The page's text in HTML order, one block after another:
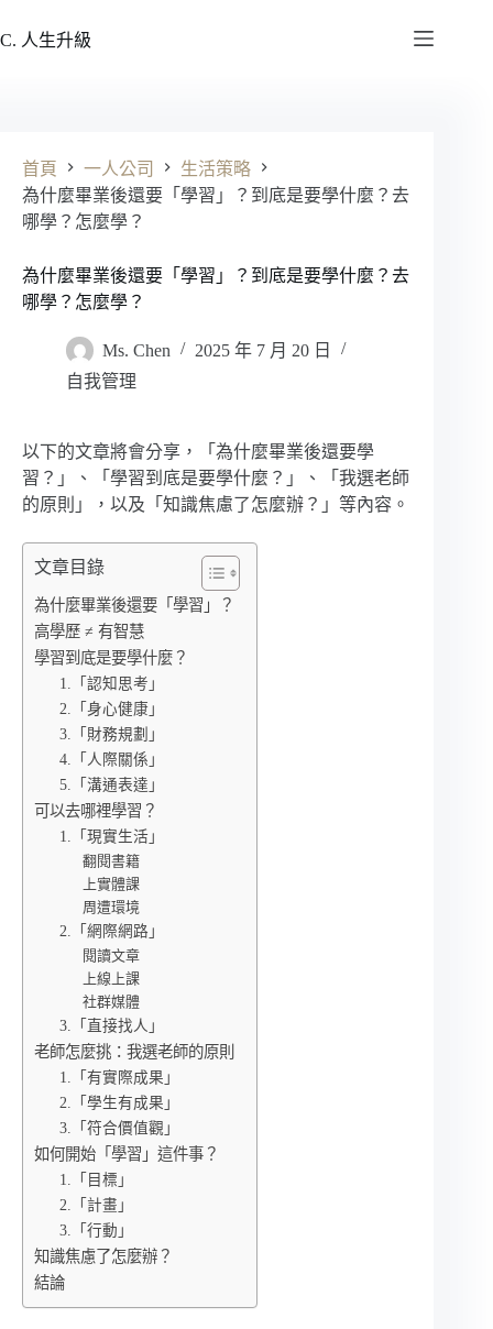
至
C. 人生升級
首頁 一人公司
生活策略
為什麼畢業後還要「學習」？到底是要學什麼？去
哪學？怎麼學？
為什麼畢業後還要「學習」？到底是要學什麼？去
哪學？怎麼學？
Ms. Chen
2025 年 7 月 20 日
自我管理
以下的文章將會分享，「為什麼畢業後還要學
習？」、「學習到底是要學什麼？」、「我選老師
的原則」，以及「知識焦慮了怎麼辦？」等內容。
文章目錄
為什麼畢業後還要「學習」？
高學歷 ≠ 有智慧
學習到底是要學什麼？
1.「認知思考」
2.「身心健康」
3.「財務規劃」
4.「人際關係」
5.「溝通表達」
可以去哪裡學習？
1.「現實生活」
翻閱書籍
上實體課
周遭環境
2.「網際網路」
閱讀文章
上線上課
社群媒體
3.「直接找人」
老師怎麼挑：我選老師的原則
1.「有實際成果」
2.「學生有成果」
3.「符合價值觀」
如何開始「學習」這件事？
1.「目標」
2.「計畫」
3.「行動」
知識焦慮了怎麼辦？
結論